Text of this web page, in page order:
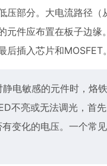
压部分。大电流路径
元件应布置在板子边
后插入芯片和MOSFET
电敏感的元件时，烙
不亮或无法调光，首
变化的电压。一个常